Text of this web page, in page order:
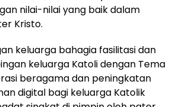
nilai-nilai yang baik dalam
Kristo.
keluarga bahagia fasilitasi dan
keluarga Katoli dengan Tema
beragama dan peningkatan
digital bagi keluarga Katolik